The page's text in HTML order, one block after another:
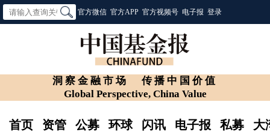
官方微信 官方APP 官方视频号 电子报 登录
洞察金融市场
传播中国价值
Global Perspective, China Value
首页 资管 公募 环球 闪讯 电子报 私募 大